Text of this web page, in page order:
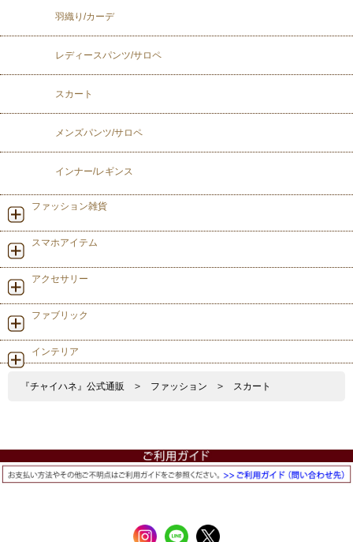
羽織り/カーデ
レディースパンツ/サロペ
スカート
メンズパンツ/サロペ
インナー/レギンス
ファッション雑貨
スマホアイテム
アクセサリー
ファブリック
インテリア
『チャイハネ』公式通販 > ファッション > スカート